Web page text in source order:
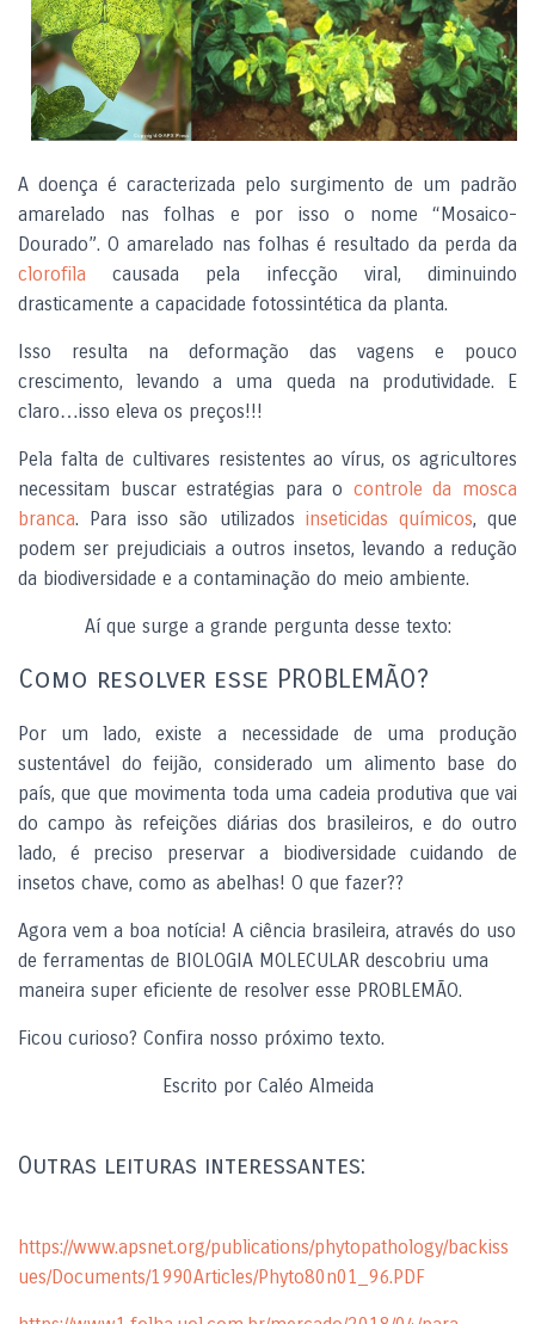
A doença é caracterizada pelo surgimento de um padrão
amarelado nas folhas e por isso o nome “Mosaico-
Dourado”. O amarelado nas folhas é resultado da perda da
clorofila causada pela infecção viral, diminuindo
drasticamente a capacidade fotossintética da planta.
Isso resulta na deformação das vagens e pouco
crescimento, levando a uma queda na produtividade. E
claro…isso eleva os preços!!!
Pela falta de cultivares resistentes ao vírus, os agricultores
necessitam buscar estratégias para o controle da mosca
branca. Para isso são utilizados inseticidas químicos, que
podem ser prejudiciais a outros insetos, levando a redução
da biodiversidade e a contaminação do meio ambiente.
Aí que surge a grande pergunta desse texto:
Como resolver esse PROBLEMÃO?
Por um lado, existe a necessidade de uma produção
sustentável do feijão, considerado um alimento base do
país, que que movimenta toda uma cadeia produtiva que vai
do campo às refeições diárias dos brasileiros, e do outro
lado, é preciso preservar a biodiversidade cuidando de
insetos chave, como as abelhas! O que fazer??
Agora vem a boa notícia! A ciência brasileira, através do uso
de ferramentas de BIOLOGIA MOLECULAR descobriu uma
maneira super eficiente de resolver esse PROBLEMÃO.
Ficou curioso? Confira nosso próximo texto.
Escrito por Caléo Almeida
Outras leituras interessantes:
https://www.apsnet.org/publications/phytopathology/backiss
ues/Documents/1990Articles/Phyto80n01_96.PDF